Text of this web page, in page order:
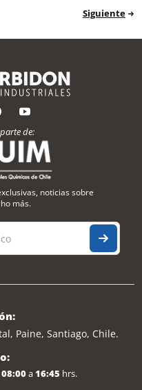
Siguiente
de:
noticias sobre
más.
Paine, Santiago, Chile.
08:00a16:45 hrs.